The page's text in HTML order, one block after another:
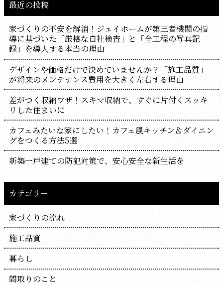
最近の投稿
家づくりの不安を解消！ジェイホームが第三者機関の指
導に基づいた「厳格な自社検査」と「全工程の写真記
録」を導入する本当の理由
デザインや価格だけで決めていませんか？「施工品質」
が将来のメンテナンス費用を大きく左右する理由
差がつく収納ワザ！スキマ収納で、すぐに片付くスッキ
リした住まいに
カフェみたいな家にしたい！カフェ風キッチン＆ダイニン
グをつくる方法5選
新築一戸建ての防犯対策で、安心安全な新生活を
カテゴリー
家づくりの流れ
施工品質
暮らし
間取りのこと